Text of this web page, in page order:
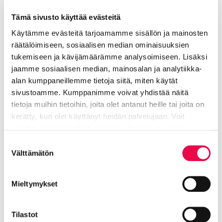
Tämä sivusto käyttää evästeitä
Käytämme evästeitä tarjoamamme sisällön ja mainosten
räätälöimiseen, sosiaalisen median ominaisuuksien
tukemiseen ja kävijämäärämme analysoimiseen. Lisäksi
jaamme sosiaalisen median, mainosalan ja analytiikka-
alan kumppaneillemme tietoja siitä, miten käytät
sivustoamme. Kumppanimme voivat yhdistää näitä
tietoja muihin tietoihin, joita olet antanut heille tai joita on
kerätty, kun olet käyttänyt heidän palvelujaan. Voit
valinta
Välttämätön
Mieltymykset
Tilastot
Liikuntapaikkamestari
Tekninen toimiala
040 330 4706
arto.kokkonen@riihimaki.fi
kentät